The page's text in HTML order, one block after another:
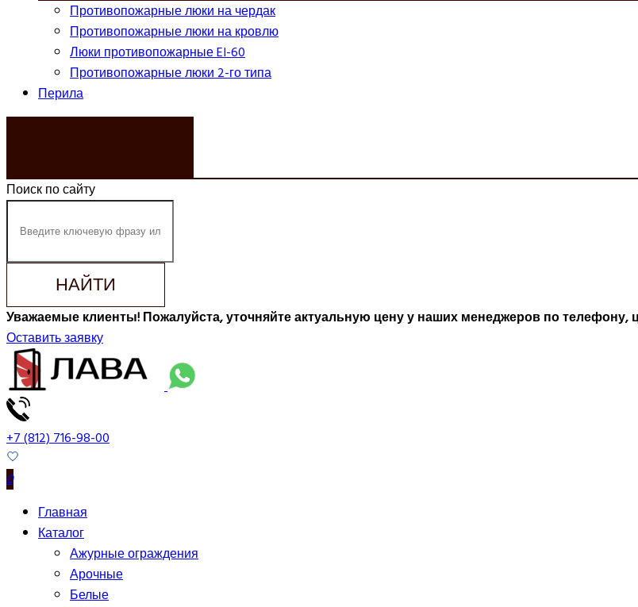
Противопожарные люки на чердак
Противопожарные люки на кровлю
Люки противопожарные EI-60
Противопожарные люки 2-го типа
Перила
Поиск по сайту
НАЙТИ
Уважаемые клиенты! Пожалуйста, уточняйте актуальную цену у наших менеджеров по телефону,
Оставить заявку
+7 (812) 716-98-00
0
Главная
Каталог
Ажурные ограждения
Арочные
Белые